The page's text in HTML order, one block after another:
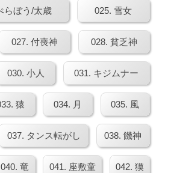
らぼう/太歳 025. 雪女
027. 付喪神 028. 貧乏神
030. 小人 031. キジムナー
猿 034. 月 035. 風
037. タンス転がし 038. 饑神
040. 竜 041. 座敷童 042. 獏